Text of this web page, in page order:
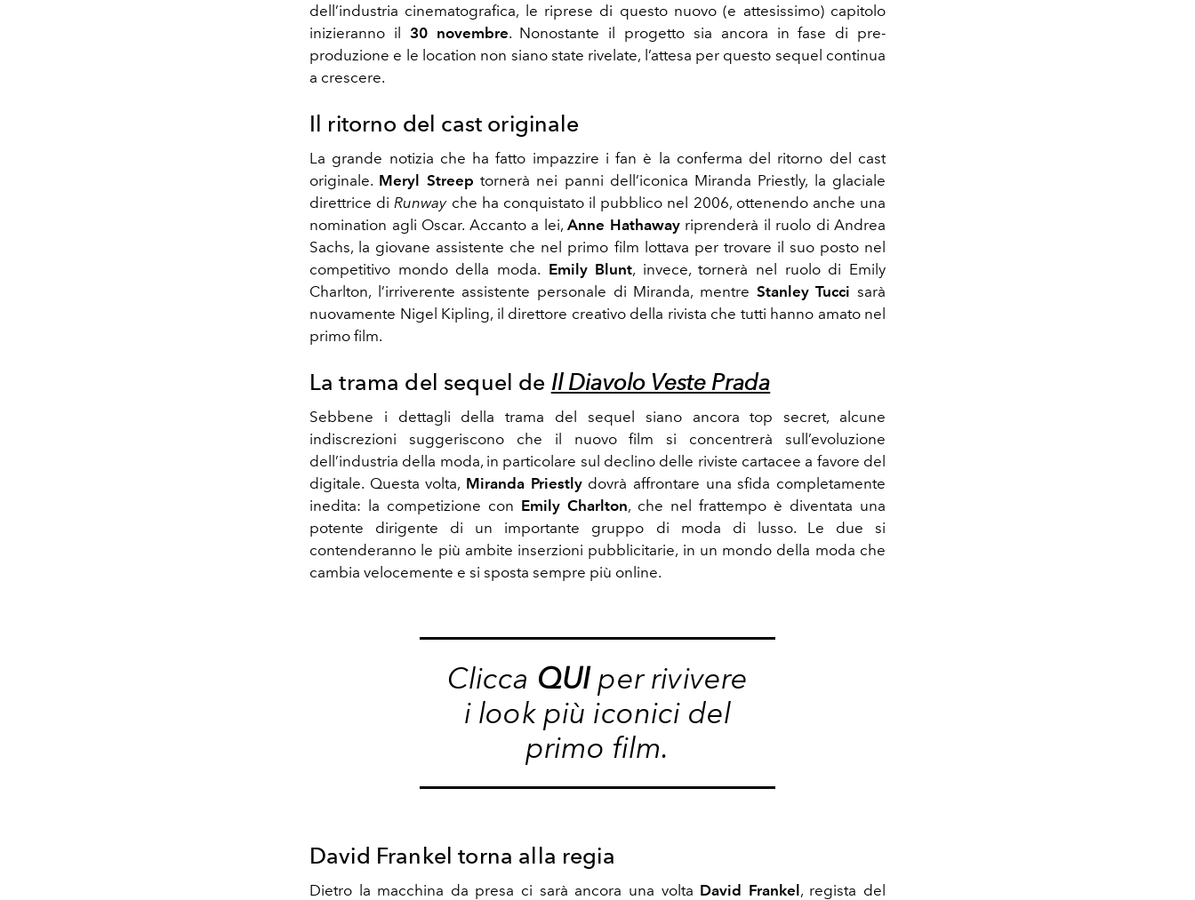
dell’industria cinematografica, le riprese di questo nuovo (e attesissimo) capitolo
inizieranno il 30 novembre. Nonostante il progetto sia ancora in fase di pre-
produzione e le location non siano state rivelate, l’attesa per questo sequel continua
a crescere.
Il ritorno del cast originale
La grande notizia che ha fatto impazzire i fan è la conferma del ritorno del cast
originale. Meryl Streep tornerà nei panni dell’iconica Miranda Priestly, la glaciale
direttrice di Runwayche ha conquistato il pubblico nel 2006, ottenendo anche una
nomination agli Oscar. Accanto a lei, Anne Hathawayriprenderà il ruolo di Andrea
Sachs, la giovane assistente che nel primo film lottava per trovare il suo posto nel
competitivo mondo della moda. Emily Blunt, invece, tornerà nel ruolo di Emily
Charlton, l’irriverente assistente personale di Miranda, mentre Stanley Tuccisarà
nuovamente Nigel Kipling, il direttore creativo della rivista che tutti hanno amato nel
primo film.
La trama del sequel de Il Diavolo Veste Prada
Sebbene i dettagli della trama del sequel siano ancora top secret, alcune
indiscrezioni suggeriscono che il nuovo film si concentrerà sull’evoluzione
dell’industria della moda, in particolare sul declino delle riviste cartacee a favore del
digitale. Questa volta, Miranda Priestlydovrà affrontare una sfida completamente
inedita: la competizione con Emily Charlton, che nel frattempo è diventata una
potente dirigente di un importante gruppo di moda di lusso. Le due si
contenderanno le più ambite inserzioni pubblicitarie, in un mondo della moda che
cambia velocemente e si sposta sempre più online.
Clicca QUIper rivivere
i look più iconici del
primo film.
David Frankel torna alla regia
Dietro la macchina da presa ci sarà ancora una volta David Frankel, regista del